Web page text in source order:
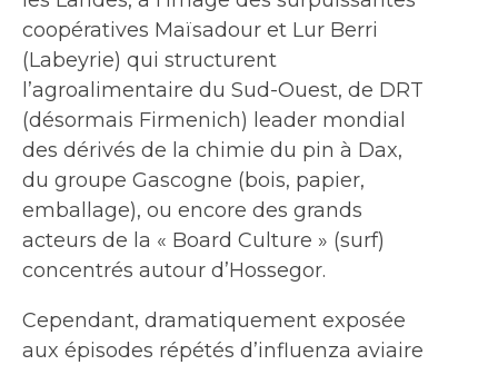
coopératives Maïsadour et Lur Berri
(Labeyrie) qui structurent
l’agroalimentaire du Sud-Ouest, de DRT
(désormais Firmenich) leader mondial
des dérivés de la chimie du pin à Dax,
du groupe Gascogne (bois, papier,
emballage), ou encore des grands
acteurs de la « Board Culture » (surf)
concentrés autour d’Hossegor.
Cependant, dramatiquement exposée
aux épisodes répétés d’influenza aviaire